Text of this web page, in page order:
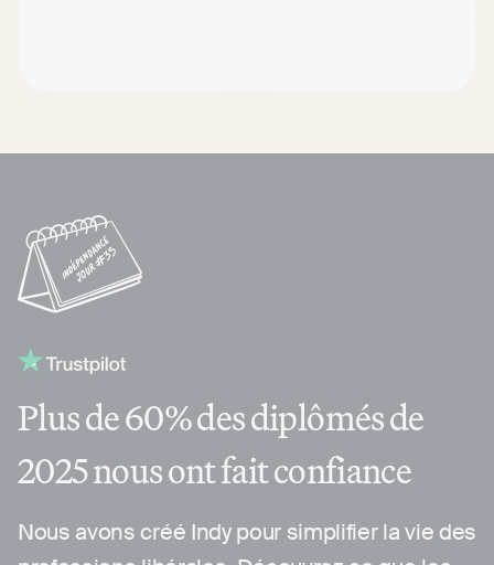
Plus de 60% des diplômés de
2025 nous ont fait confiance
Nous avons créé Indy pour simplifier la vie des